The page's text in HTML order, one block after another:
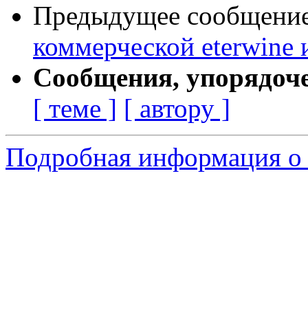
Предыдущее
коммерческой eterwine
Сообщения,
[ теме ] [ автору ]
Подробная информация о